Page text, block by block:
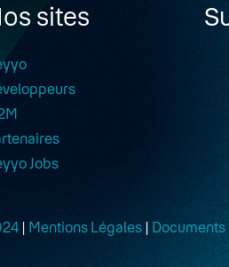
sites
Jobs
| Mentions Légales |